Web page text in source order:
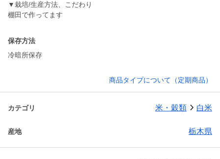
▼栽培/生産方法、こだわり
棚田で作ってます
保存方法
冷暗所保存
商品タイプについて（定期商品）
カテゴリ 米・穀類 白米
産地 栃木県